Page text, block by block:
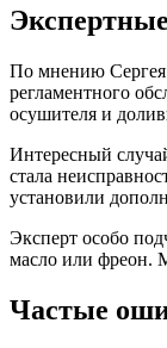
По мнению Сергея
регламентного
осушителя и
Интересный
стала
установили
Эксперт особо
масло или фреон.
Частые